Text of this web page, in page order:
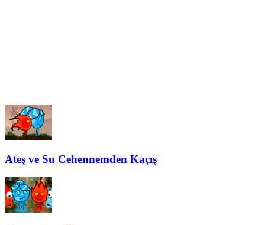
Ateş ve Su Cehennemden Kaçış